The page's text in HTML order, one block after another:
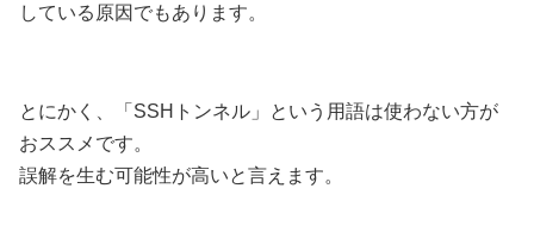
している原因でもあります。
とにかく、「SSHトンネル」という用語は使わない方が
おススメです。
誤解を生む可能性が高いと言えます。